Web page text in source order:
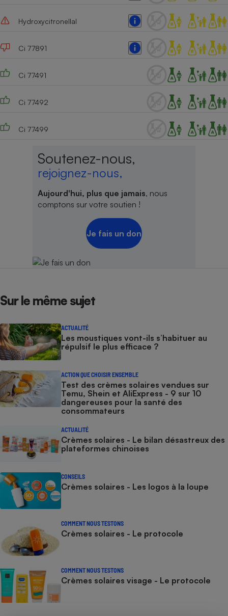
Hydroxycitronellal
Ci 77891
Ci 77491
Ci 77492
Ci 77499
Soutenez-nous,
rejoignez-nous,
Aujourd'hui, plus que jamais, nous
comptons sur votre soutien !
Je fais un don
Sur le même sujet
ACTUALITÉ
Les moustiques vont-ils s’habituer au
répulsif le plus efficace ?
ACTION QUE CHOISIR ENSEMBLE
Test des crèmes solaires vendues sur
Temu, Shein et AliExpress - 9 sur 10
dangereuses pour la santé des
consommateurs
ACTUALITÉ
Crèmes solaires - Le bilan désastreux des
plateformes chinoises
CONSEILS
Crèmes solaires - Les logos à la loupe
COMMENT NOUS TESTONS
Crèmes solaires - Le protocole
COMMENT NOUS TESTONS
Crèmes solaires visage - Le protocole